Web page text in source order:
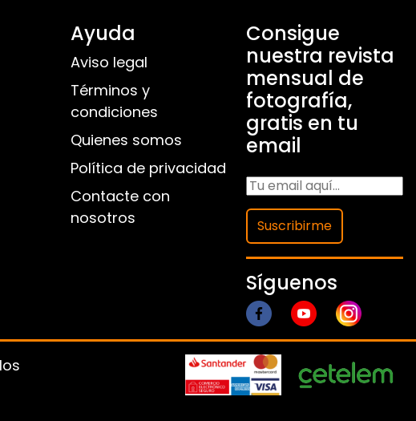
Ayuda
Aviso legal
Términos y
condiciones
Quienes somos
Política de privacidad
Contacte con
nosotros
Consigue
nuestra revista
mensual de
fotografía,
gratis en tu
email
Suscribirme
Síguenos